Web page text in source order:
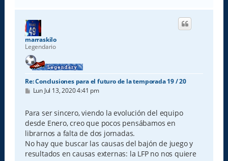
r
marraskilo
Legendario
Re: Conclusiones para el futuro de la temporada 19 / 20
M
s
a
j
e
Lun Jul 13, 2020 4:41 pm
Para ser sincero, viendo la evolución del equipo
desde Enero, creo que pocos pensábamos en
librarnos a falta de dos jornadas.
No hay que buscar las causas del bajón de juego y
resultados en causas externas: la LFP no nos quiere